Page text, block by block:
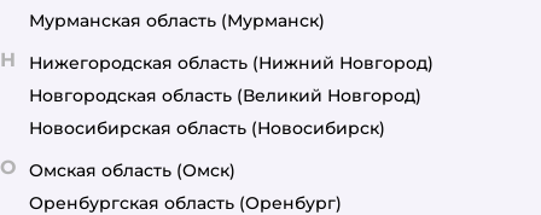
Мурманская область (Мурманск)
Н Нижегородская область (Нижний Новгород)
Новгородская область (Великий Новгород)
Новосибирская область (Новосибирск)
О Омская область (Омск)
Оренбургская область (Оренбург)